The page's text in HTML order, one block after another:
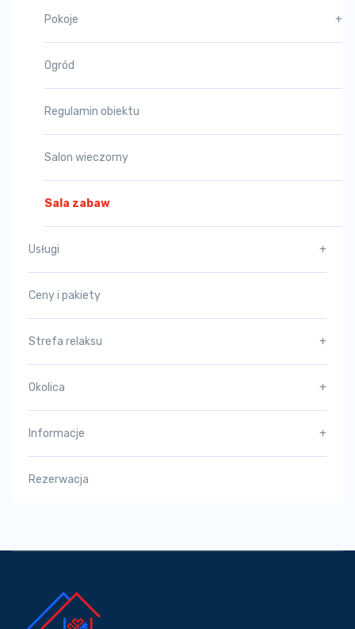
Pokoje +
Ogród
Regulamin obiektu
Salon wieczorny
Sala zabaw
Usługi +
Ceny i pakiety
Strefa relaksu +
Okolica +
Informacje +
Rezerwacja